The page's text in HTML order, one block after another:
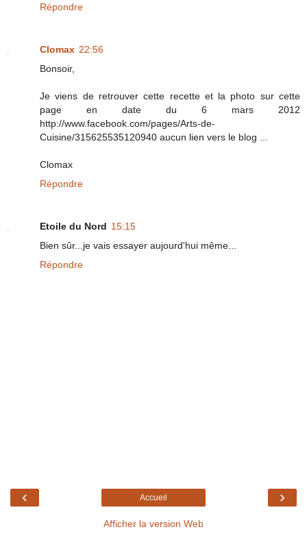
Répondre
Clomax 22:56
Bonsoir,
Je viens de retrouver cette recette et la photo sur cette
page en date du 6 mars 2012
http://www.facebook.com/pages/Arts-de-
Cuisine/315625535120940 aucun lien vers le blog ...
Clomax
Répondre
Etoile du Nord 15:15
Bien sûr...je vais essayer aujourd'hui même...
Répondre
‹ ›
Accueil
Afficher la version Web